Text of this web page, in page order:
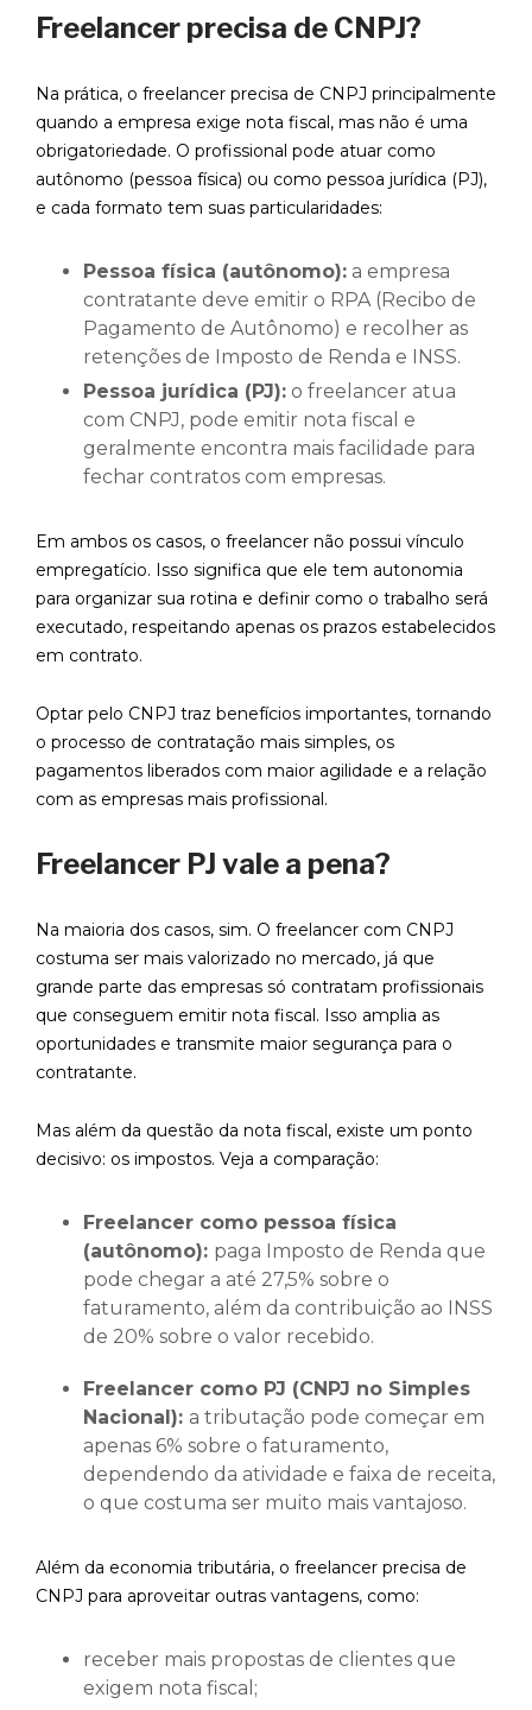
Freelancer precisa de CNPJ?
Na prática, o freelancer precisa de CNPJ principalmente
quando a empresa exige nota fiscal, mas não é uma
obrigatoriedade. O profissional pode atuar como
autônomo (pessoa física) ou como pessoa jurídica (PJ),
e cada formato tem suas particularidades:
Pessoa física (autônomo): a empresa
contratante deve emitir o RPA (Recibo de
Pagamento de Autônomo) e recolher as
retenções de Imposto de Renda e INSS.
Pessoa jurídica (PJ): o freelancer atua
com CNPJ, pode emitir nota fiscal e
geralmente encontra mais facilidade para
fechar contratos com empresas.
Em ambos os casos, o freelancer não possui vínculo
empregatício. Isso significa que ele tem autonomia
para organizar sua rotina e definir como o trabalho será
executado, respeitando apenas os prazos estabelecidos
em contrato.
Optar pelo CNPJ traz benefícios importantes, tornando
o processo de contratação mais simples, os
pagamentos liberados com maior agilidade e a relação
com as empresas mais profissional.
Freelancer PJ vale a pena?
Na maioria dos casos, sim. O freelancer com CNPJ
costuma ser mais valorizado no mercado, já que
grande parte das empresas só contratam profissionais
que conseguem emitir nota fiscal. Isso amplia as
oportunidades e transmite maior segurança para o
contratante.
Mas além da questão da nota fiscal, existe um ponto
decisivo: os impostos. Veja a comparação:
Freelancer como pessoa física
(autônomo): paga Imposto de Renda que
pode chegar a até 27,5% sobre o
faturamento, além da contribuição ao INSS
de 20% sobre o valor recebido.
Freelancer como PJ (CNPJ no Simples
Nacional): a tributação pode começar em
apenas 6% sobre o faturamento,
dependendo da atividade e faixa de receita,
o que costuma ser muito mais vantajoso.
Além da economia tributária, o freelancer precisa de
CNPJ para aproveitar outras vantagens, como:
receber mais propostas de clientes que
exigem nota fiscal;